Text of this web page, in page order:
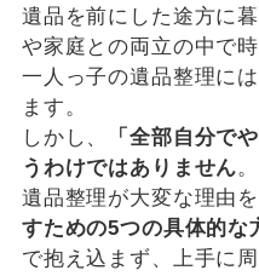
遺品を前にした途方に
や家庭との両立の中で
一人っ子の遺品整理に
ます。
しかし、
「全部自分で
うわけではありません
遺品整理が大変な理由
すための5つの具体的な
で抱え込まず、上手に